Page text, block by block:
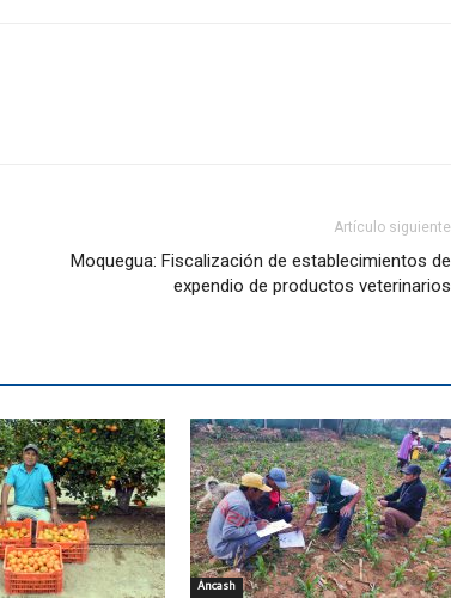
Artículo siguiente
Moquegua: Fiscalización de establecimientos de
expendio de productos veterinarios
Áncash